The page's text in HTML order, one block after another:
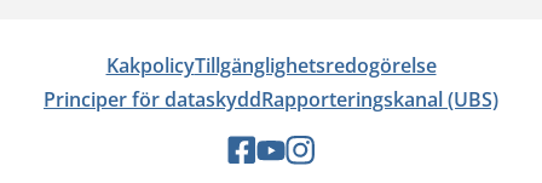
KakpolicyTillgänglighetsredogörelse
Principer för dataskyddRapporteringskanal (UBS)
Sociala
Sociala
Sociala